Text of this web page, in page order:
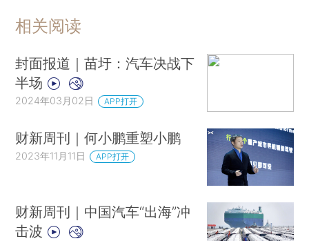
相关阅读
封面报道｜苗圩：汽车决战下
半场
2024年03月02日 APP打开
财新周刊｜何小鹏重塑小鹏
2023年11月11日 APP打开
财新周刊｜中国汽车“出海”冲
击波